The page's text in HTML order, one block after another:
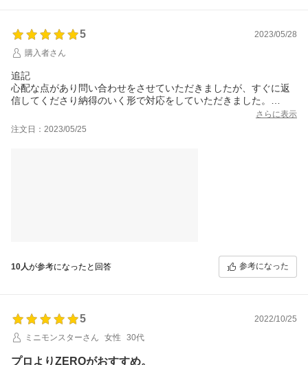
なったら冷たく辺りますね
結構！本体水止を使うことになるなんて…残念！！
この問題を次回は是非改善して欲しいですね
当社のビューティープラスコスメさんのご対応は凄く親切で良か
ったです
ありがとうございました。
5
2023/05/28
購入者さん
追記
心配な点があり問い合わせをさせていただきましたが、すぐに返
信してくださり納得のいく形で対応をしていただきました。
こちらは新品なのでしょうか？
商品到着して中身を確認したところ、拭き取り跡が残っていまし
さらに表示
注文日：2023/05/25
10人が参考になったと回答 参考になった
5
2022/10/25
ミニモンスターさん
女性 30代
プロよりZEROがおすすめ。